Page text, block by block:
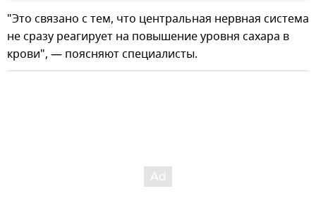
"Это связано с тем, что центральная нервная система
не сразу реагирует на повышение уровня сахара в
крови", — поясняют специалисты.